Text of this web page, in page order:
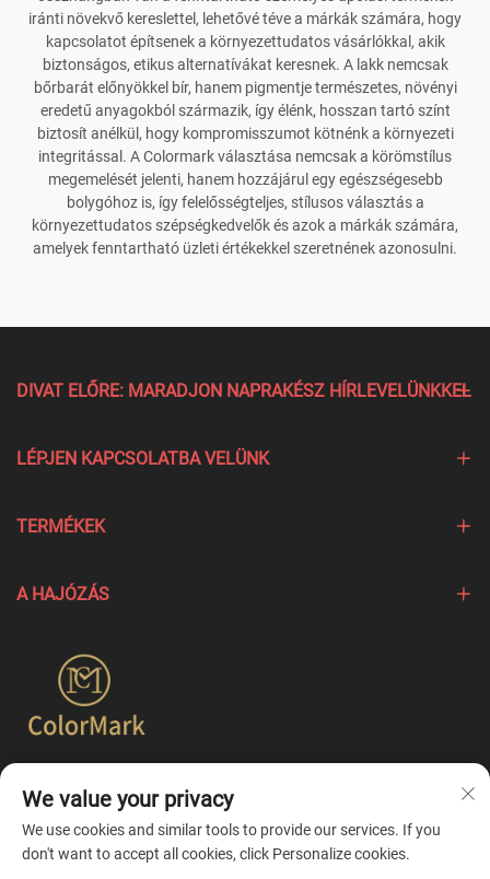
iránti növekvő kereslettel, lehetővé téve a márkák számára, hogy
kapcsolatot építsenek a környezettudatos vásárlókkal, akik
biztonságos, etikus alternatívákat keresnek. A lakk nemcsak
bőrbarát előnyökkel bír, hanem pigmentje természetes, növényi
eredetű anyagokból származik, így élénk, hosszan tartó színt
biztosít anélkül, hogy kompromisszumot kötnénk a környezeti
integritással. A Colormark választása nemcsak a körömstílus
megemelését jelenti, hanem hozzájárul egy egészségesebb
bolygóhoz is, így felelősségteljes, stílusos választás a
környezettudatos szépségkedvelők és azok a márkák számára,
amelyek fenntartható üzleti értékekkel szeretnének azonosulni.
DIVAT ELŐRE: MARADJON NAPRAKÉSZ HÍRLEVELÜNKKEL
LÉPJEN KAPCSOLATBA VELÜNK
TERMÉKEK
A HAJÓZÁS
termékek létrehozására összpontosít, és egyszerűbb
egyesített testreszabási szolgáltatásokat kínál.
We value your privacy
We use cookies and similar tools to provide our services. If you
don't want to accept all cookies, click Personalize cookies.